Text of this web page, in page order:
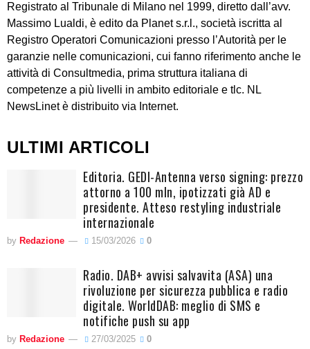
Registrato al Tribunale di Milano nel 1999, diretto dall’avv.
Massimo Lualdi, è edito da Planet s.r.l., società iscritta al
Registro Operatori Comunicazioni presso l’Autorità per le
garanzie nelle comunicazioni, cui fanno riferimento anche le
attività di Consultmedia, prima struttura italiana di
competenze a più livelli in ambito editoriale e tlc. NL
NewsLinet è distribuito via Internet.
ULTIMI ARTICOLI
Editoria. GEDI-Antenna verso signing: prezzo
attorno a 100 mln, ipotizzati già AD e
presidente. Atteso restyling industriale
internazionale
by Redazione 15/03/2026 0
Radio. DAB+ avvisi salvavita (ASA) una
rivoluzione per sicurezza pubblica e radio
digitale. WorldDAB: meglio di SMS e
notifiche push su app
by Redazione 27/03/2025 0